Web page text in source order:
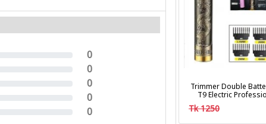
0
0
0
0
0
Trimmer Double
T9 Electric
Clipper Hair
Tk 1250